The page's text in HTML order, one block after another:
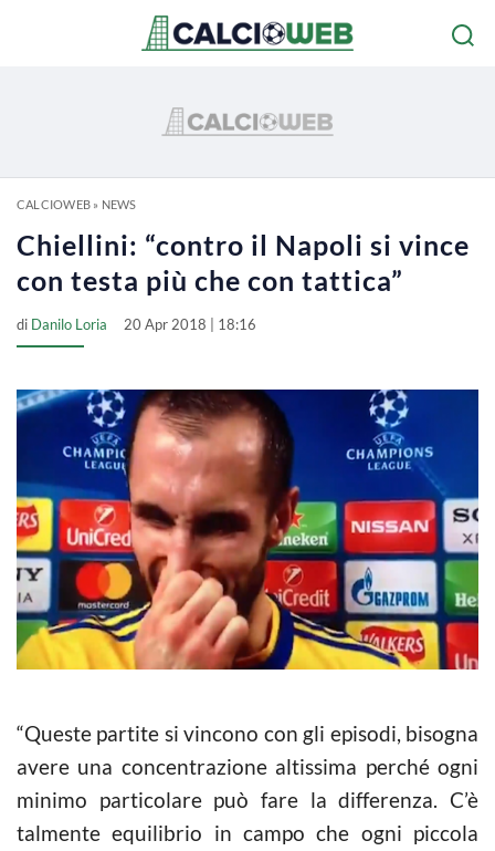
CALCIOWEB» NEWS
Chiellini: “contro il Napoli si vince
con testa più che con tattica”
di Danilo Loria 20 Apr 2018 | 18:16
“Queste partite si vincono con gli episodi, bisogna
avere una concentrazione altissima perché ogni
minimo particolare può fare la differenza. C’è
talmente equilibrio in campo che ogni piccola